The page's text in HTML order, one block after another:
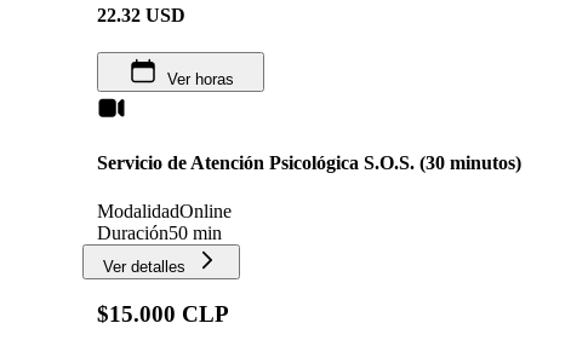
22.32 USD
Ver horas
Servicio de Atención Psicológica S.O.S. (30 minutos)
ModalidadOnline
Duración50 min
Ver detalles
$15.000 CLP